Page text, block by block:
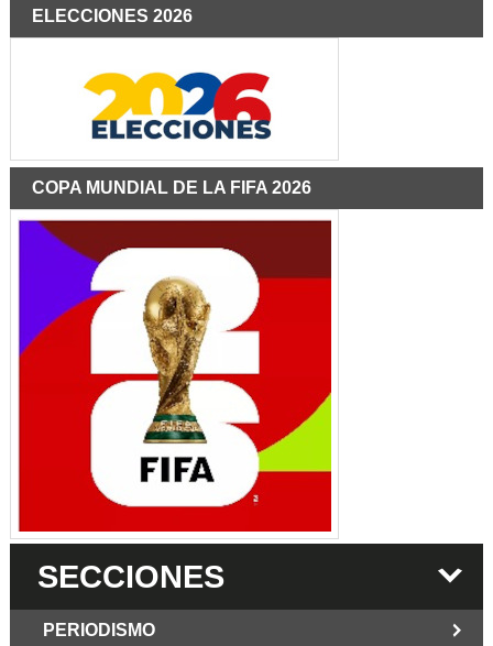
ELECCIONES 2026
COPA MUNDIAL DE LA FIFA 2026
SECCIONES
PERIODISMO